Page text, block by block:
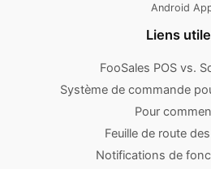
Android
Liens
FooSales POS vs.
Système de commande
Pour
Feuille de route
Notifications de